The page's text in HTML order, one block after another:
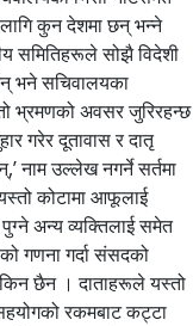
कुन देशमा छन् भन्ने
समितिहरूले सोझै विदेशी
भने सचिवालयका
भ्रमणको अवसर जुरिरहन्छ
गरेर दूतावास र दातृ
नाम उल्लेख नगर्ने सर्तमा
कोटामा आफूलाई
अन्य व्यक्तिलाई समेत
गणना गर्दा संसदको
छैन । दाताहरूले यस्तो
रकमबाट कट्टा